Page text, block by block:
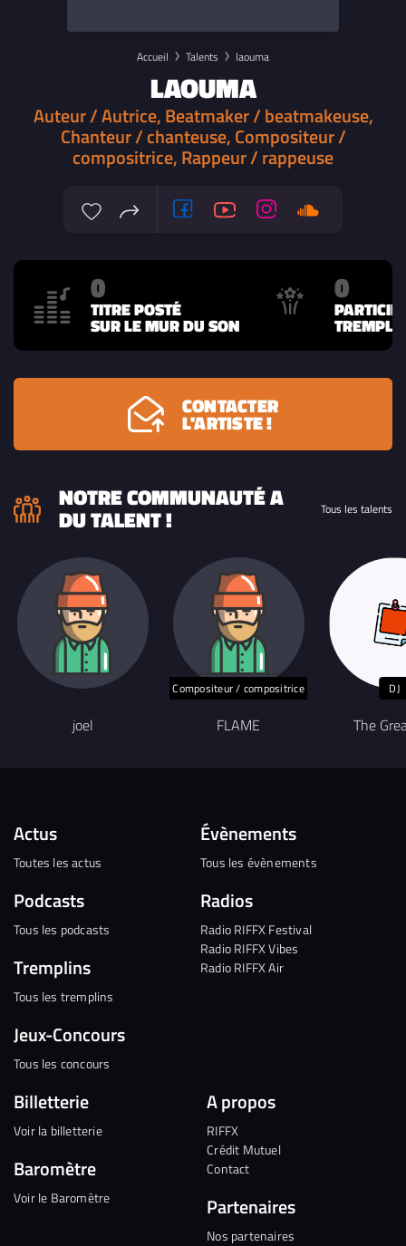
Accueil Talents laouma
LAOUMA
Auteur / Autrice, Beatmaker / beatmakeuse,
Chanteur / chanteuse, Compositeur /
compositrice, Rappeur / rappeuse
0
TITRE POSTÉ
SUR LE MUR DU SON
0
CONTACTER
L'ARTISTE !
NOTRE COMMUNAUTÉ A
DU TALENT ! Tous les talents
joel
Compositeur / compositrice
FLAME
DJ
The
Actus
Toutes les actus
Podcasts
Tous les podcasts
Tremplins
Tous les tremplins
Jeux-Concours
Tous les concours
Évènements
Tous les évènements
Radios
Radio RIFFX Festival
Radio RIFFX Vibes
Radio RIFFX Air
Billetterie
Voir la billetterie
Baromètre
Voir le Baromètre
A propos
RIFFX
Crédit Mutuel
Contact
Partenaires
Nos partenaires